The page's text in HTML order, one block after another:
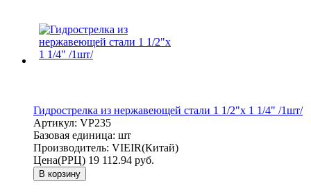
Гидрострелка из нержавеющей стали 1 1/2"x 1 1/4" /1шт/
Артикул: VP235
Базовая единица: шт
Производитель: VIEIR(Китай)
Цена(РРЦ) 19 112.94 руб.
В корзину